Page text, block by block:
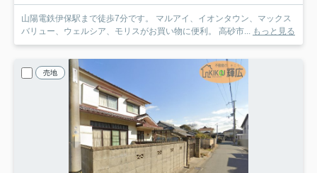
山陽電鉄伊保駅まで徒歩7分です。 マルアイ、イオンタウン、マックス
バリュー、ウェルシア、モリスがお買い物に便利。 高砂市... もっと見る
売地